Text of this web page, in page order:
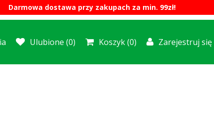
Darmowa dostawa przy zakupach za min. 99zł!
Ulubione (0) Koszyk (0) Zarejestruj się